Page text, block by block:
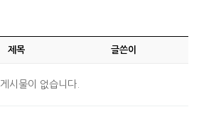
제목 글쓴이
게시물이 없습니다.